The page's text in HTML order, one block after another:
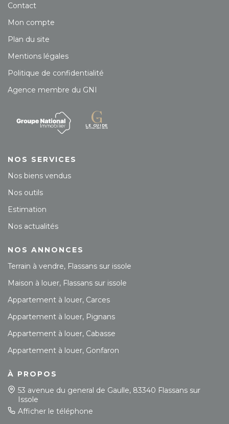
Contact
Mon compte
Plan du site
Mentions légales
Politique de confidentialité
Agence membre du GNI
NOS SERVICES
Nos biens vendus
Nos outils
Estimation
Nos actualités
NOS ANNONCES
Terrain à vendre, Flassans sur issole
Maison à louer, Flassans sur issole
Appartement à louer, Carces
Appartement à louer, Pignans
Appartement à louer, Cabasse
Appartement à louer, Gonfaron
À PROPOS
53 avenue du general de Gaulle, 83340 Flassans sur
Issole
Afficher le téléphone